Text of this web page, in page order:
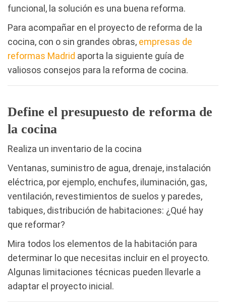
funcional, la solución es una buena reforma.
Para acompañar en el proyecto de reforma de la
cocina, con o sin grandes obras, empresas de
reformas Madrid aporta la siguiente guía de
valiosos consejos para la reforma de cocina.
Define el presupuesto de reforma de
la cocina
Realiza un inventario de la cocina
Ventanas, suministro de agua, drenaje, instalación
eléctrica, por ejemplo, enchufes, iluminación, gas,
ventilación, revestimientos de suelos y paredes,
tabiques, distribución de habitaciones: ¿Qué hay
que reformar?
Mira todos los elementos de la habitación para
determinar lo que necesitas incluir en el proyecto.
Algunas limitaciones técnicas pueden llevarle a
adaptar el proyecto inicial.